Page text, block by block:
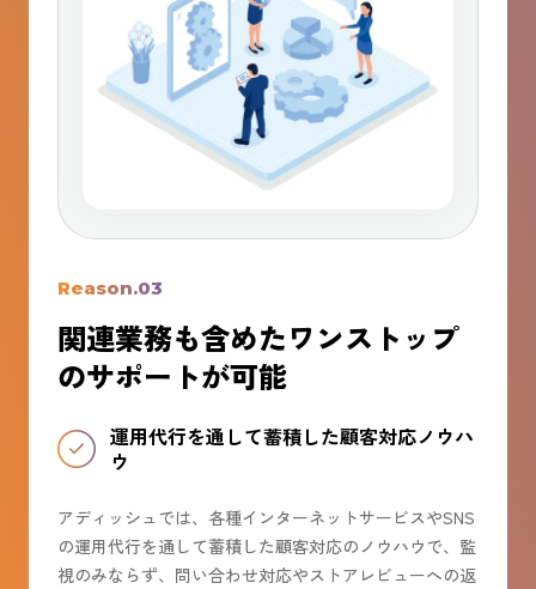
Reason.03
関連業務も含めたワンストップ
のサポートが可能
運用代行を通して蓄積した顧客対応ノウハ
ウ
アディッシュでは、各種インターネットサービスやSNS
の運用代行を通して蓄積した顧客対応のノウハウで、監
視のみならず、問い合わせ対応やストアレビューへの返